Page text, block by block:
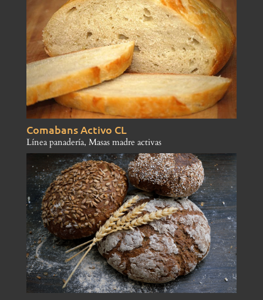
Comabans Activo CL
Línea panadería, Masas madre activas